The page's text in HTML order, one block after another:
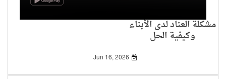
مشكلة العناد لدى الأبناء
وكيفية الحل
Jun 16, 2026